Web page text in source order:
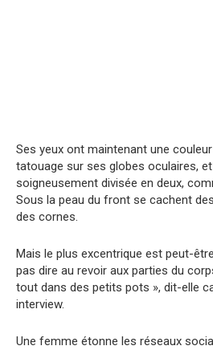
Ses yeux ont maintenant une
tatouage sur ses globes oculaires,
soigneusement divisée en deux,
Sous la peau du front se cachent
des cornes.
Mais le plus excentrique est peut-
pas dire au revoir aux parties du
tout dans des petits pots », dit-elle
interview.
Une femme étonne les réseaux